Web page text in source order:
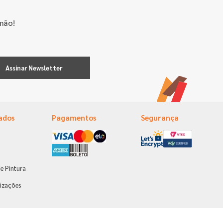
Assinar Newsletter
Pintura
Pagamentos Segurança